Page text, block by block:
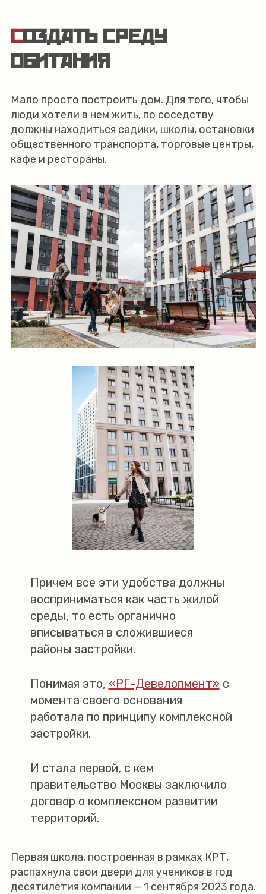
СОЗДАТЬ СРЕДУ
ОБИТАНИЯ
Мало просто построить дом. Для того, чтобы
люди хотели в нем жить, по соседству
должны находиться садики, школы, остановки
общественного транспорта, торговые центры,
кафе и рестораны.
Причем все эти удобства должны
восприниматься как часть жилой
среды, то есть органично
вписываться в сложившиеся
районы застройки.
Понимая это, «РГ-Девелопмент» с
момента своего основания
работала по принципу комплексной
застройки.
И стала первой, с кем
правительство Москвы заключило
договор о комплексном развитии
территорий.
Первая школа, построенная в рамках КРТ,
распахнула свои двери для учеников в год
десятилетия компании — 1 сентября 2023 года.